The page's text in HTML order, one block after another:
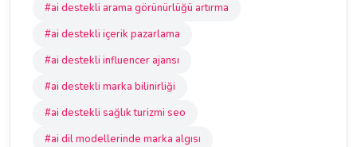
#ai destekli arama görünürlüğü artırma
#ai destekli içerik pazarlama
#ai destekli influencer ajansı
#ai destekli marka bilinirliği
#ai destekli sağlık turizmi seo
#ai dil modellerinde marka algısı